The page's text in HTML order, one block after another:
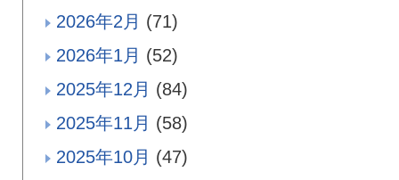
2026年2月 (71)
2026年1月 (52)
2025年12月 (84)
2025年11月 (58)
2025年10月 (47)